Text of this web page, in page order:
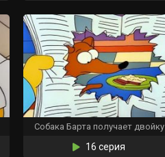
Собака Барта получает двойку
16 серия